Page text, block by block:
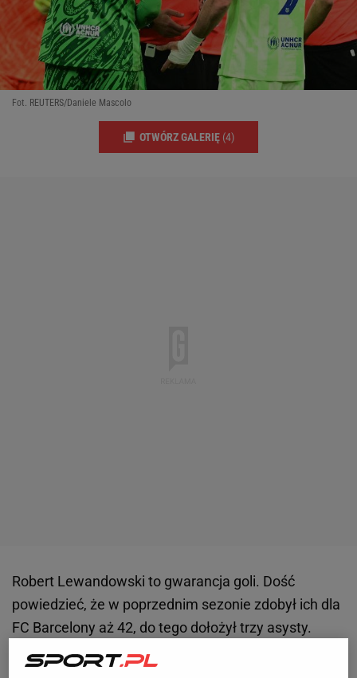
Fot. REUTERS/Daniele Mascolo
OTWÓRZ GALERIĘ (4)
Robert Lewandowski to gwarancja goli. Dość
powiedzieć, że w poprzednim sezonie zdobył ich dla
FC Barcelony aż 42, do tego dołożył trzy asysty.
Bramki strzela też na tournee po Azji - trafił w